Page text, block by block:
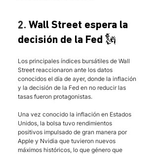
2. Wall Street espera la
decisión de la Fed 🗽
Los principales índices bursátiles de Wall
Street reaccionaron ante los datos
conocidos el día de ayer, donde la inflación
y la decisión de la Fed en no reducir las
tasas fueron protagonistas.
Una vez conocido la inflación en Estados
Unidos, la bolsa tuvo rendimientos
positivos impulsado de gran manera por
Apple y Nvidia que tuvieron nuevos
máximos históricos, lo que género que